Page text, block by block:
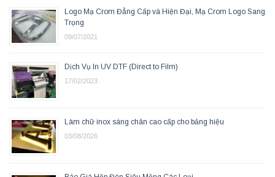
Logo Mạ Crom Đẳng Cấp và Hiện Đại, Mạ Crom Logo Sang
Trọng
09/07/2021
Dịch Vụ In UV DTF (Direct to Film)
17/02/2023
Làm chữ inox sáng chân cao cấp cho bảng hiệu
03/08/2026